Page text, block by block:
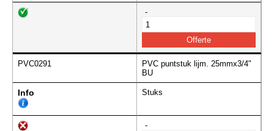
-
PVC0291
PVC puntstuk lijm. 25mmx3/4"
BU
Info Stuks
-